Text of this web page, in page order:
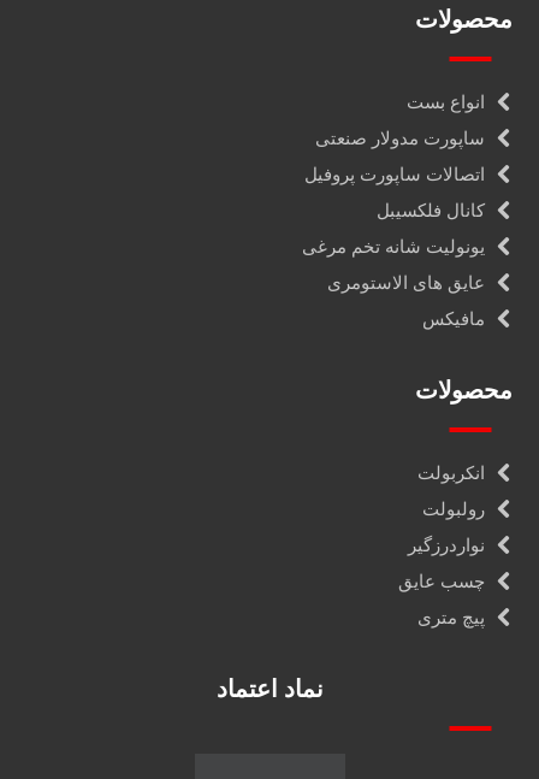
محصولات
انواع بست
ساپورت مدولار صنعتی
اتصالات ساپورت پروفیل
کانال فلکسیبل
عایق های الاستومری
مافیکس
محصولات
انکربولت
رولبولت
پیچ متری